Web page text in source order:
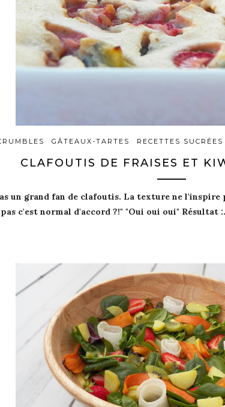
GÂTEAUX-TARTES RECETTES SUCRÉES
CLAFOUTIS DE FRAISES ET
un grand fan de clafoutis. La texture ne l'inspire
c'est normal d'accord ?!" "Oui oui oui" Résultat